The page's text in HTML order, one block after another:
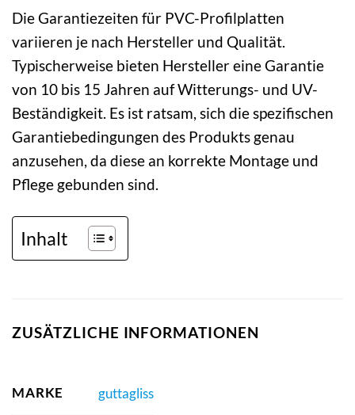
Die Garantiezeiten für PVC-Profilplatten
variieren je nach Hersteller und Qualität.
Typischerweise bieten Hersteller eine Garantie
von 10 bis 15 Jahren auf Witterungs- und UV-
Beständigkeit. Es ist ratsam, sich die spezifischen
Garantiebedingungen des Produkts genau
anzusehen, da diese an korrekte Montage und
Pflege gebunden sind.
Inhalt
ZUSÄTZLICHE INFORMATIONEN
MARKE guttagliss